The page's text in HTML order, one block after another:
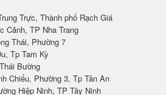
Trực, Thành phố Rạch Giá
Cảnh, TP Nha Trang
Thái, Phường 7
Tp Tam Kỳ
Bường
Chiểu, Phường 3, Tp Tân An
Hiệp Ninh, TP Tây Ninh